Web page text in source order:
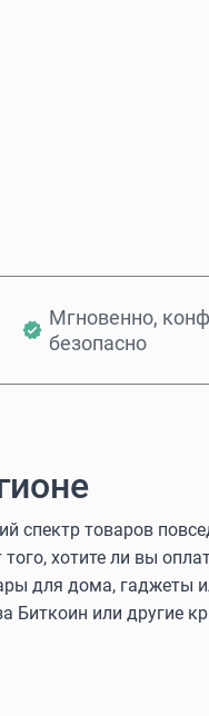
Мгновенно,
безопасно
товаров
хотите ли вы
для дома, гаджеты
Биткоин или другие